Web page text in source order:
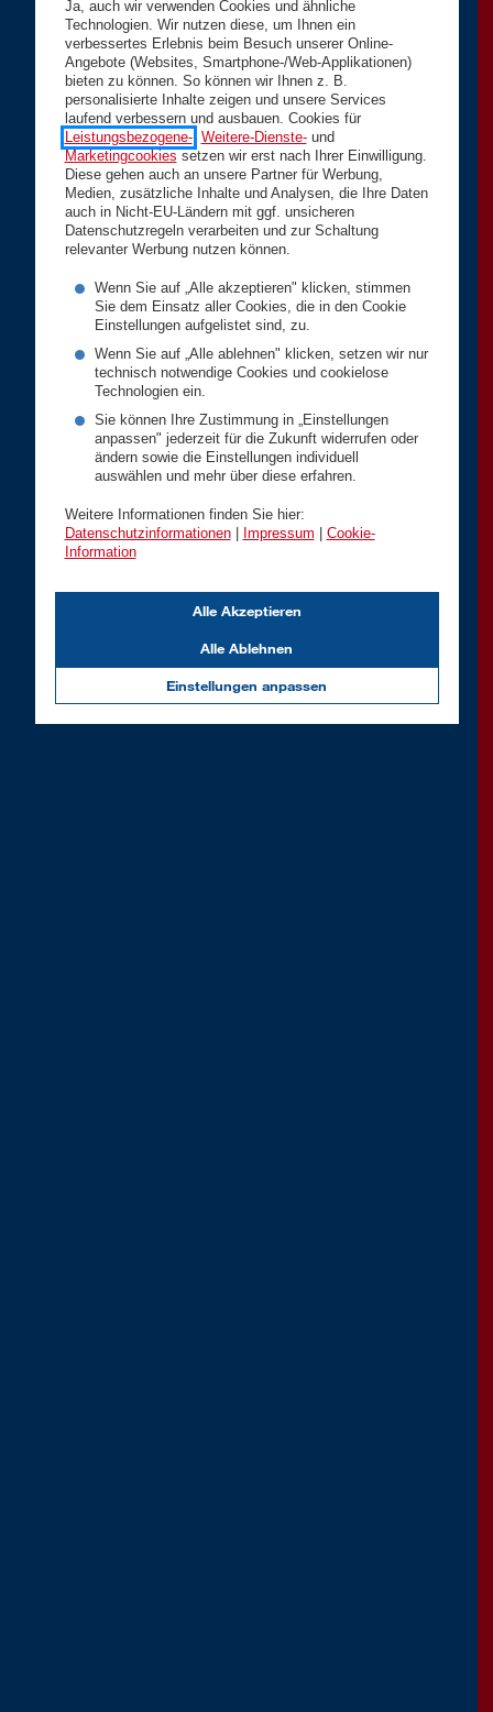
Ja, auch wir verwenden Cookies und ähnliche
Technologien. Wir nutzen diese, um Ihnen ein
verbessertes Erlebnis beim Besuch unserer Online-
Angebote (Websites, Smartphone-/Web-Applikationen)
bieten zu können. So können wir Ihnen z. B.
personalisierte Inhalte zeigen und unsere Services
laufend verbessern und ausbauen. Cookies für
Leistungsbezogene-, Weitere-Dienste-und
Marketingcookies setzen wir erst nach Ihrer Einwilligung.
Diese gehen auch an unsere Partner für Werbung,
Medien, zusätzliche Inhalte und Analysen, die Ihre Daten
auch in Nicht-EU-Ländern mit ggf. unsicheren
Datenschutzregeln verarbeiten und zur Schaltung
relevanter Werbung nutzen können.
Wenn Sie auf „Alle akzeptieren" klicken, stimmen
Sie dem Einsatz aller Cookies, die in den Cookie
Einstellungen aufgelistet sind, zu.
Wenn Sie auf „Alle ablehnen" klicken, setzen wir nur
technisch notwendige Cookies und cookielose
Technologien ein.
Sie können Ihre Zustimmung in „Einstellungen
anpassen" jederzeit für die Zukunft widerrufen oder
ändern sowie die Einstellungen individuell
auswählen und mehr über diese erfahren.
Weitere Informationen finden Sie hier:
Datenschutzinformationen| Impressum
Cookie-
Information
Einstellungen anpassen
Alle Ablehnen
Alle Akzeptieren